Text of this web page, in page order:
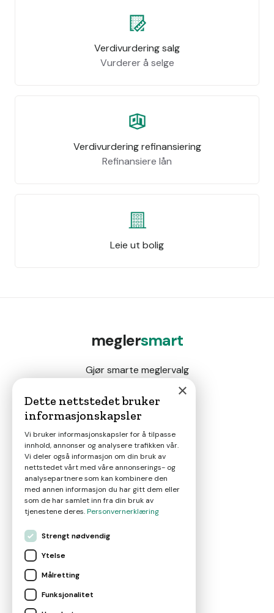
Verdivurdering salg
Vurderer å selge
Verdivurdering refinansiering
Refinansiere lån
Leie ut bolig
meglersmart
Gjør smarte meglervalg
Magasin
Nyheter
Om oss
×
Dette nettstedet bruker
informasjonskapsler
Vi bruker informasjonskapsler for å tilpasse
innhold, annonser og analysere trafikken vår.
Vi deler også informasjon om din bruk av
nettstedet vårt med våre annonserings- og
analysepartnere som kan kombinere den
med annen informasjon du har gitt dem eller
som de har samlet inn fra din bruk av
tjenestene deres.Personvernerklæring
Strengt nødvendig
Ytelse
Målretting
Funksjonalitet